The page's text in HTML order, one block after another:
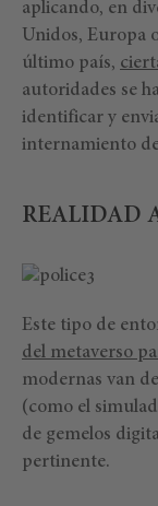
aplicando, en
Unidos, Europa
último país,
autoridades se
identificar y
internamiento
REALIDAD
Este tipo de
del metaverso
modernas van
(como el
de gemelos
pertinente.